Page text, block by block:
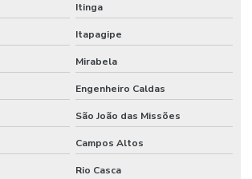
Itinga
Itapagipe
Mirabela
Engenheiro Caldas
São João das Missões
Campos Altos
Rio Casca